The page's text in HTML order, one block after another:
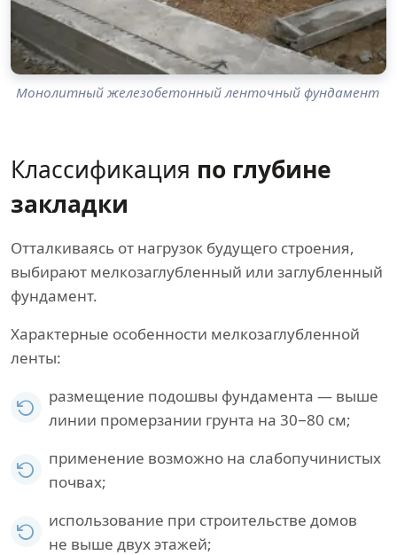
Монолитный железобетонный ленточный фундамент
Классификация по глубине
закладки
Отталкиваясь от нагрузок будущего строения,
выбирают мелкозаглубленный или заглубленный
фундамент.
Характерные особенности мелкозаглубленной
ленты:
размещение подошвы фундамента — выше
линии промерзании грунта на 30−80 см;
применение возможно на слабопучинистых
почвах;
использование при строительстве домов
не выше двух этажей;